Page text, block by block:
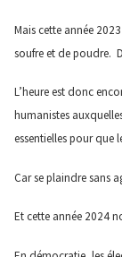
Mais cette année
soufre et de poudre.
L’heure est donc
humanistes
essentielles pour que
Car se plaindre sans
Et cette année 2024